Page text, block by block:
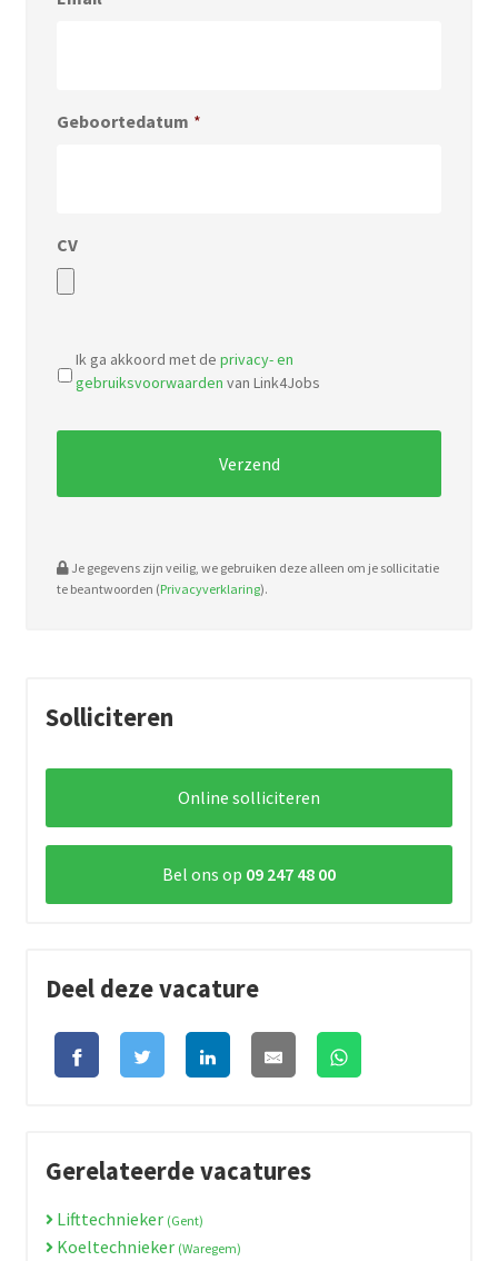
Geboortedatum *
CV
types:
pdf,
doc.
Ik ga akkoord met de privacy- en
gebruiksvoorwaarden van Link4Jobs
Je gegevens zijn veilig, we gebruiken deze alleen om je sollicitatie
te beantwoorden (Privacyverklaring).
Solliciteren
Online solliciteren
Bel ons op 09 247 48 00
Deel deze vacature
Gerelateerde vacatures
Lifttechnieker (Gent)
Koeltechnieker (Waregem)